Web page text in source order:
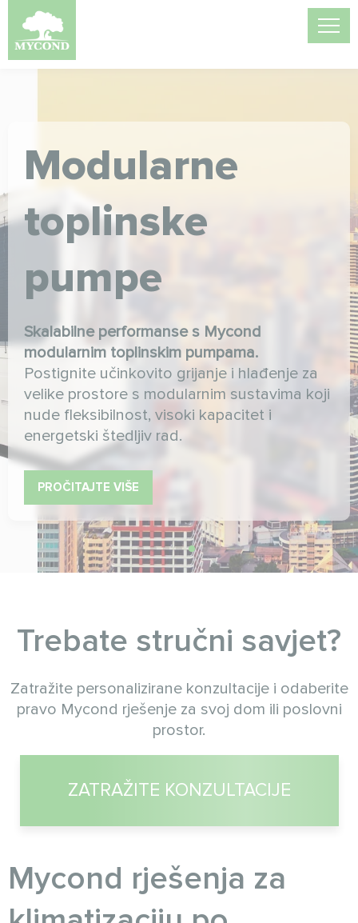
Modularne
toplinske
pumpe
Skalabilne performanse s Mycond
modularnim toplinskim pumpama.
Postignite učinkovito grijanje i hlađenje za
velike prostore s modularnim sustavima koji
nude fleksibilnost, visoki kapacitet i
energetski štedljiv rad.
PROČITAJTE VIŠE
Trebate stručni savjet?
Zatražite personalizirane konzultacije i odaberite
pravo Mycond rješenje za svoj dom ili poslovni
prostor.
ZATRAŽITE KONZULTACIJE
Myсond rješenja za